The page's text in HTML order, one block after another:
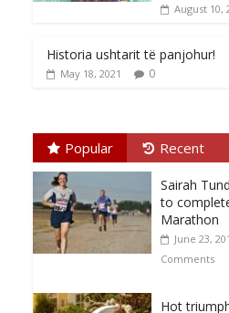
August 10,
Historia ushtarit të panjohur!
May 18, 2021 0
Popular Recent
Sairah
to
Marathon
June 23,
Comments
Hot